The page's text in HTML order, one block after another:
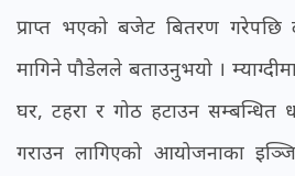
प्राप्त भएको बजेट बितरण गरेपछि
मागिने पौडेलले बताउनुभयो ।
घर, टहरा र गोठ हटाउन सम्बन्धित
गराउन लागिएको आयोजनाका